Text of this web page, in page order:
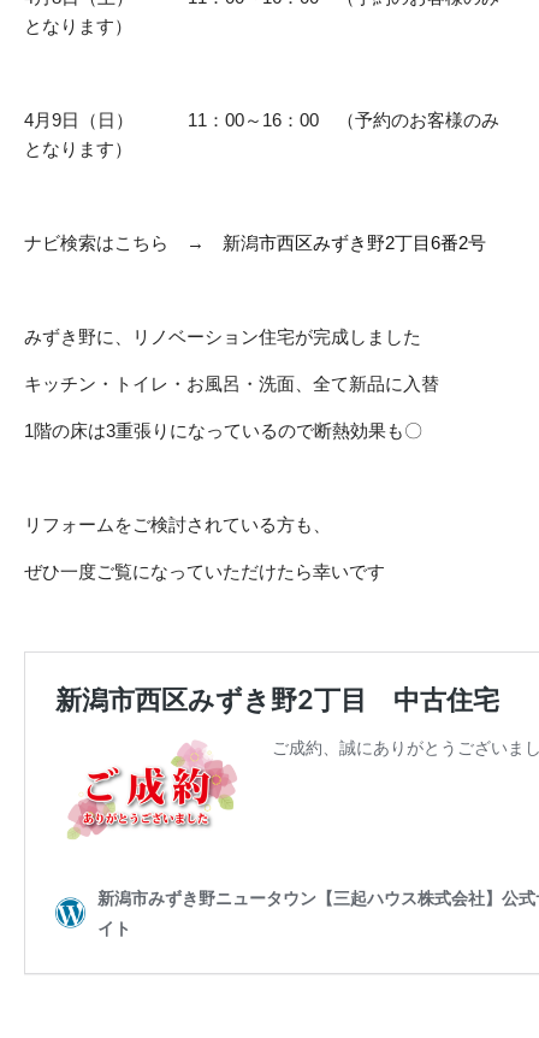
となります）
4月9日（日） 11：00～16：00 （予約のお客様のみ
となります）
ナビ検索はこちら → 新潟市西区みずき野2丁目6番2号
みずき野に、リノベーション住宅が完成しました
キッチン・トイレ・お風呂・洗面、全て新品に入替
1階の床は3重張りになっているので断熱効果も〇
リフォームをご検討されている方も、
ぜひ一度ご覧になっていただけたら幸いです